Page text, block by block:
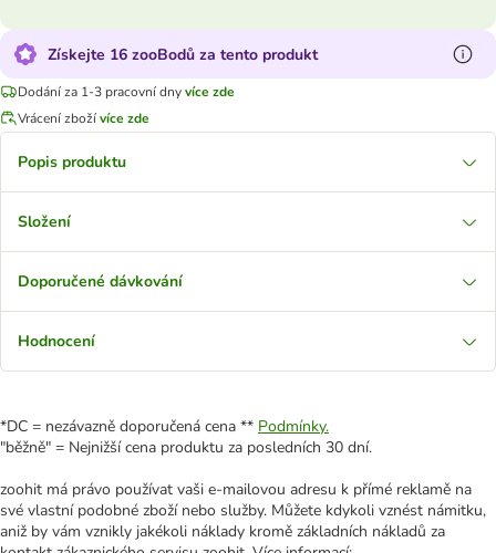
Získejte 16 zooBodů za tento produkt
Dodání za 1-3 pracovní dnyvíce zde
Vrácení zbožívíce zde
Popis produktu
Složení
Doporučené dávkování
Hodnocení
*DC = nezávazně doporučená cena ** Podmínky.
"běžně" = Nejnižší cena produktu za posledních 30 dní.
zoohit má právo používat vaši e-mailovou adresu k přímé reklamě na
své vlastní podobné zboží nebo služby. Můžete kdykoli vznést námitku,
aniž by vám vznikly jakékoli náklady kromě základních nákladů za